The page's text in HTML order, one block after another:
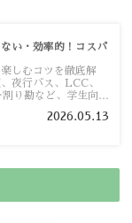
い・効率的！コスパ
しむコツを徹底解
夜行バス、LCC、
り勘など、学生向け
2026.05.13